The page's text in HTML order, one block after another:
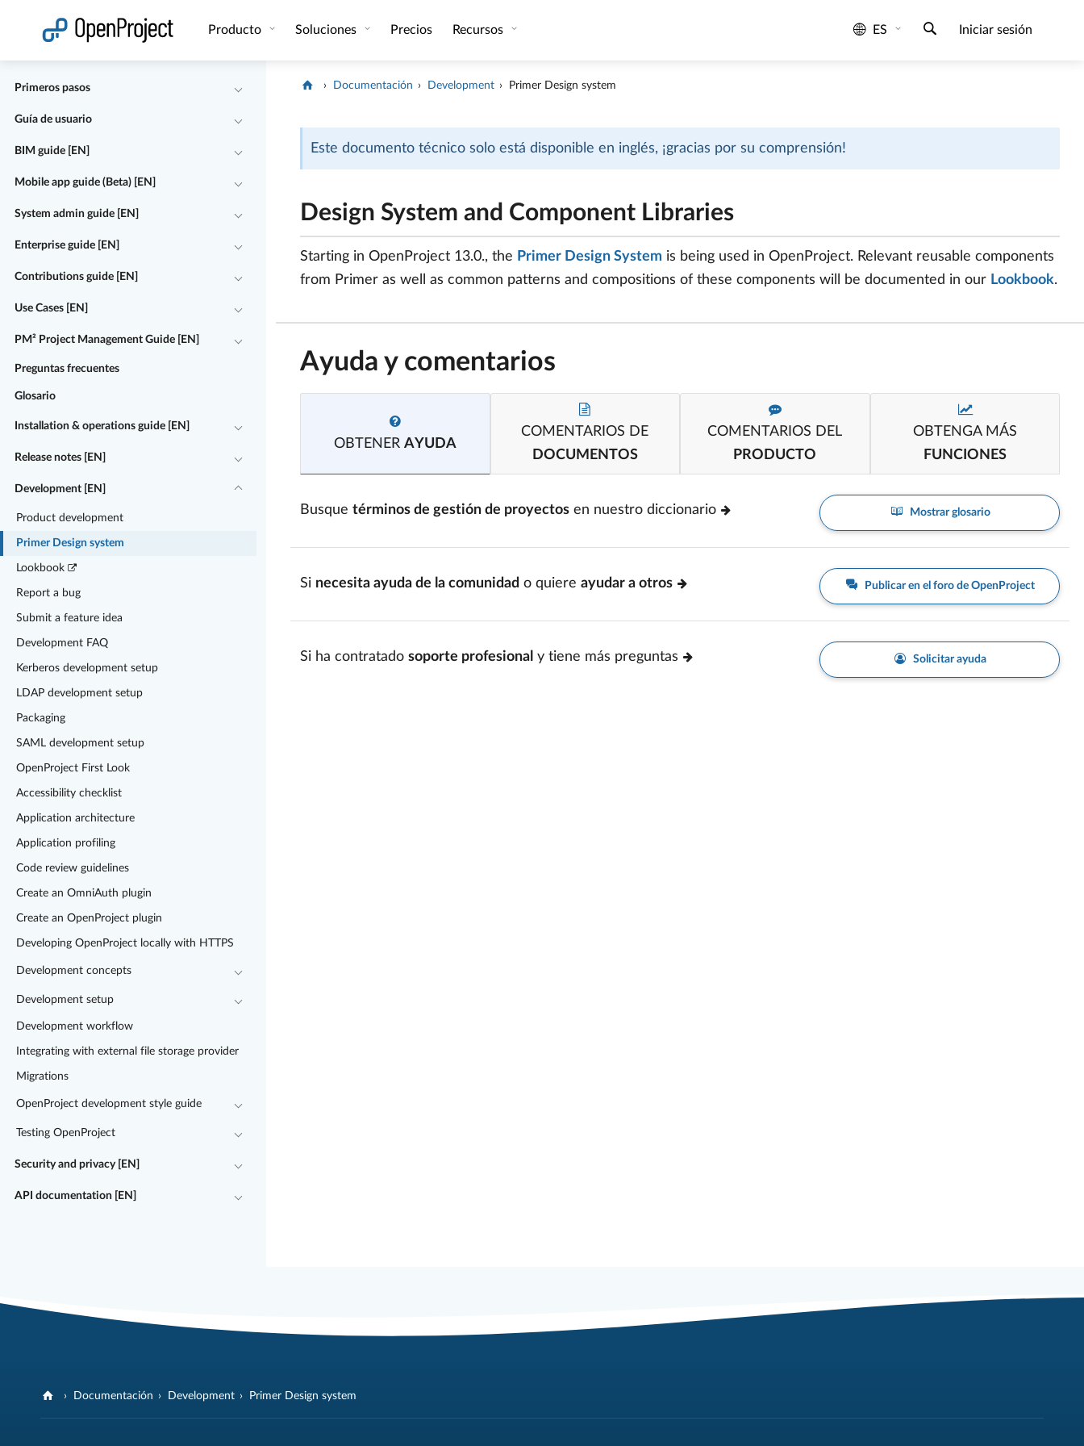
Producto Soluciones Precios Recursos ES Iniciar sesión
Primeros pasos
Guía de usuario
BIM guide [EN]
Mobile app guide (Beta) [EN]
System admin guide [EN]
Enterprise guide [EN]
Contributions guide [EN]
Use Cases [EN]
PM² Project Management Guide [EN]
Preguntas frecuentes
Glosario
Installation & operations guide [EN]
Release notes [EN]
Development [EN]
Product development
Primer Design system
Lookbook
Report a bug
Submit a feature idea
Development FAQ
Kerberos development setup
LDAP development setup
Packaging
SAML development setup
OpenProject First Look
Accessibility checklist
Application architecture
Application profiling
Code review guidelines
Create an OmniAuth plugin
Create an OpenProject plugin
Developing OpenProject locally with HTTPS
Development concepts
Development setup
Development workflow
Integrating with external file storage provider
Migrations
OpenProject development style guide
Testing OpenProject
Security and privacy [EN]
API documentation [EN]
Documentación Development Primer Design system
Este documento técnico solo está disponible en inglés, ¡gracias por su comprensión!
Design System and Component Libraries
Starting in OpenProject 13.0., the Primer Design System is being used in OpenProject. Relevant reusable components
from Primer as well as common patterns and compositions of these components will be documented in our Lookbook.
Ayuda y comentarios
OBTENER AYUDA
COMENTARIOS DE
DOCUMENTOS
COMENTARIOS DEL
PRODUCTO
OBTENGA MÁS
FUNCIONES
Busque términos de gestión de proyectos en nuestro diccionario Mostrar glosario
Si necesita ayuda de la comunidad o quiere ayudar a otros Publicar en el foro de OpenProject
Si ha contratado soporte profesional y tiene más preguntas Solicitar ayuda
Documentación Development Primer Design system